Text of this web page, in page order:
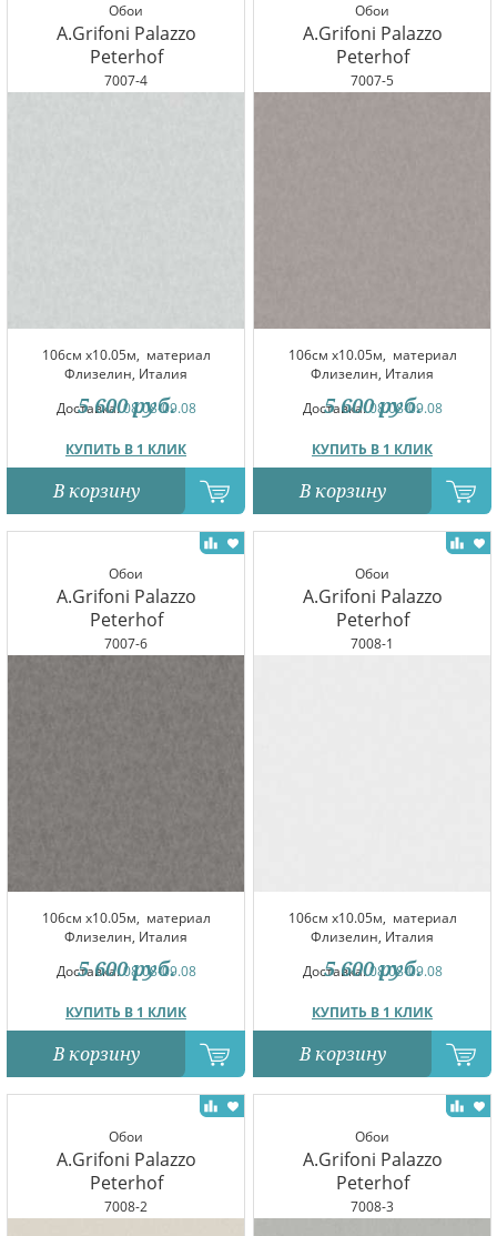
Обои
A.Grifoni Palazzo
Peterhof
7007-4
106см x10.05м, материал
Флизелин, Италия
Доставка:08.08-09.08
КУПИТЬ В 1 КЛИК
5 600 руб.
В корзину
Обои
A.Grifoni Palazzo
Peterhof
7007-5
106см x10.05м, материал
Флизелин, Италия
Доставка:08.08-09.08
КУПИТЬ В 1 КЛИК
5 600 руб.
В корзину
Обои
A.Grifoni Palazzo
Peterhof
7007-6
106см x10.05м, материал
Флизелин, Италия
Доставка:08.08-09.08
КУПИТЬ В 1 КЛИК
5 600 руб.
В корзину
Обои
A.Grifoni Palazzo
Peterhof
7008-1
106см x10.05м, материал
Флизелин, Италия
Доставка:08.08-09.08
КУПИТЬ В 1 КЛИК
5 600 руб.
В корзину
Обои
A.Grifoni Palazzo
Peterhof
7008-2
Обои
A.Grifoni Palazzo
Peterhof
7008-3